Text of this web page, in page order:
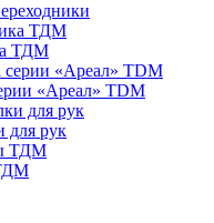
ТДМ
«Ареал» TDM
для рук